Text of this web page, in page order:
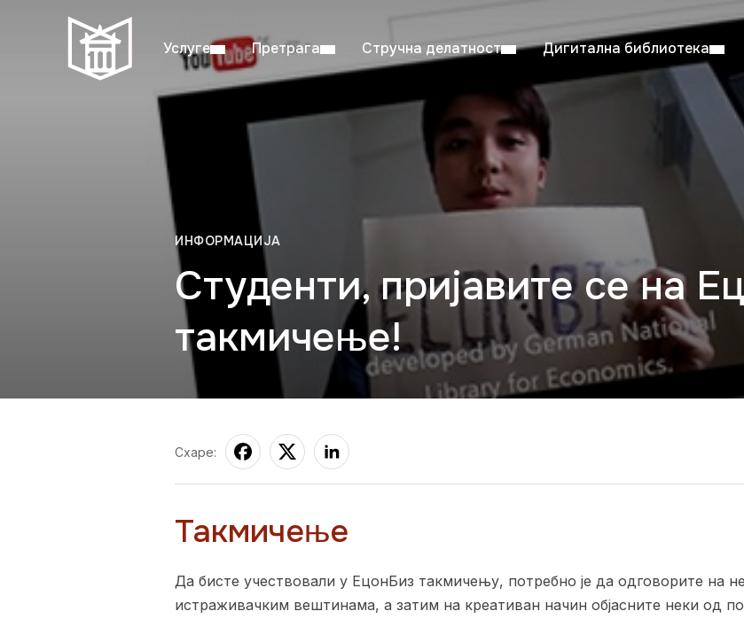
Услуге Претрага Стручна делатност Дигитална библиотека
ИНФОРМАЦИЈА
Студенти, пријавите се на
такмичење!
Схаре:
Такмичење
Да бисте учествовали у ЕцонБиз такмичењу, потребно је да одговорите на
истраживачким вештинама, а затим на креативан начин објасните неки од
Пон–пет: 08:00–20:00 Студентска читаоница: 08:00–23:00
Радно време од 06. јула до 29. августа